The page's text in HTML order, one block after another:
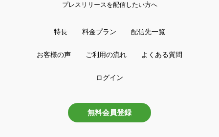
プレスリリースを配信したい方へ
特長 料金プラン 配信先一覧
お客様の声 ご利用の流れ よくある質問
ログイン
無料会員登録